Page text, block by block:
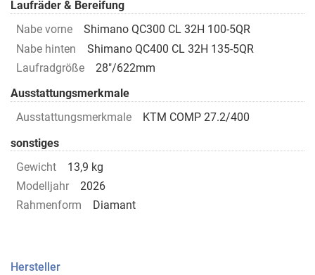
Laufräder & Bereifung
Nabe vorne
Shimano QC300 CL 32H 100-5QR
Nabe hinten
Shimano QC400 CL 32H 135-5QR
Laufradgröße
28"/622mm
Ausstattungsmerkmale
Ausstattungsmerkmale
KTM COMP 27.2/400
sonstiges
Gewicht
13,9 kg
Modelljahr
2026
Rahmenform
Diamant
Hersteller